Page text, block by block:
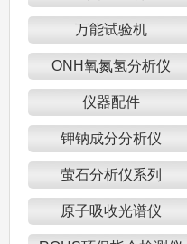
万能试验机
ONH氧氮氢分析仪
仪器配件
钾钠成分分析仪
萤石分析仪系列
原子吸收光谱仪